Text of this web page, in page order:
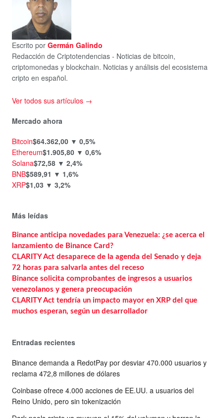
Escrito por Germán Galindo
Redacción de Criptotendencias - Noticias de bitcoin,
criptomonedas y blockchain. Noticias y análisis del ecosistema
cripto en español.
Ver todos sus artículos →
Mercado ahora
Bitcoin$64.362,00 ▼ 0,5%
Ethereum$1.905,80 ▼ 0,6%
Solana$72,58 ▼ 2,4%
BNB$589,91 ▼ 1,6%
XRP$1,03 ▼ 3,2%
Más leídas
Binance anticipa novedades para Venezuela: ¿se acerca el
lanzamiento de Binance Card?
CLARITY Act desaparece de la agenda del Senado y deja
72 horas para salvarla antes del receso
Binance solicita comprobantes de ingresos a usuarios
venezolanos y genera preocupación
CLARITY Act tendría un impacto mayor en XRP del que
muchos esperan, según un desarrollador
Entradas recientes
Binance demanda a RedotPay por desviar 470.000 usuarios y
reclama 472,8 millones de dólares
Coinbase ofrece 4.000 acciones de EE.UU. a usuarios del
Reino Unido, pero sin tokenización